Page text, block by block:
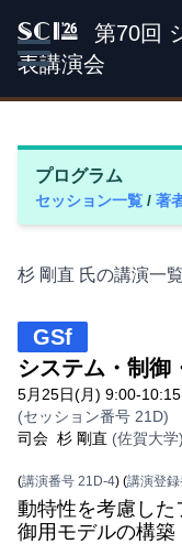
SCI '26
第70回
表講演会
プログラム
セッション一覧 / 著
杉 剛直 氏の講演一覧
GSf
システム・制御
5月25日(月) 9:00-10:15
(セッション番号 21D)
司会 杉 剛直 (佐賀大学)
(講演番号 21D-4) (講演登
動特性を考慮した
御用モデルの構築